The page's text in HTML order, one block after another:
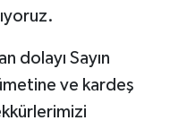
dolayı Sayın
ve kardeş